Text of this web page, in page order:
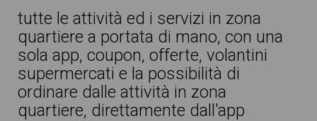
tutte le attività ed i servizi in zona
quartiere a portata di mano, con una
sola app, coupon, offerte, volantini
supermercati e la possibilità di
ordinare dalle attività in zona
quartiere, direttamente dall'app